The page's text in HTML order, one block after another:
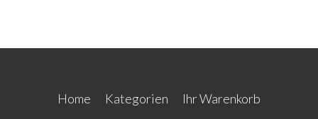
Home Kategorien
Ihr Warenkorb